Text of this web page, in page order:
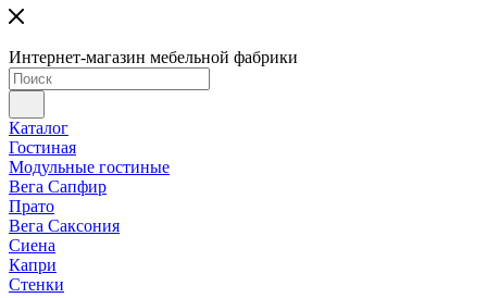
Интернет-магазин мебельной фабрики
Каталог
Гостиная
Модульные гостиные
Вега Сапфир
Прато
Вега Саксония
Сиена
Капри
Стенки